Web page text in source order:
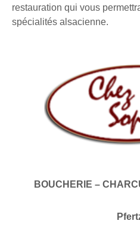
restauration qui vous
spécialités alsacienne.
BOUCHERIE –